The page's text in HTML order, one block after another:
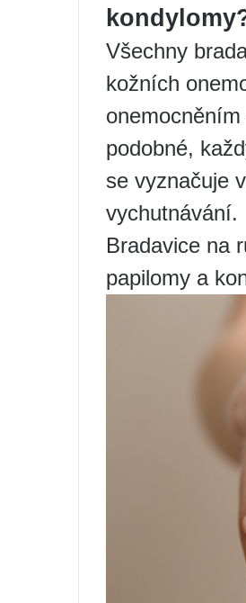
Všechny
kožních
podobné,
se vyznačuje
vychutnávání.
Bradavice na
papilomy a